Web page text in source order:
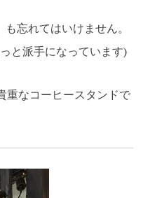
も忘れてはいけません。
と派手になっています)
重なコーヒースタンドで